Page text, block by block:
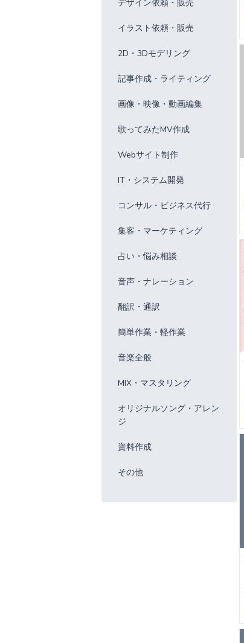
デザイン依頼・販売
イラスト依頼・販売
2D・3Dモデリング
記事作成・ライティング
画像・映像・動画編集
歌ってみたMV作成
Webサイト制作
IT・システム開発
コンサル・ビジネス代行
集客・マーケティング
占い・悩み相談
音声・ナレーション
翻訳・通訳
簡単作業・軽作業
音楽全般
MIX・マスタリング
オリジナルソング・アレン
ジ
資料作成
その他